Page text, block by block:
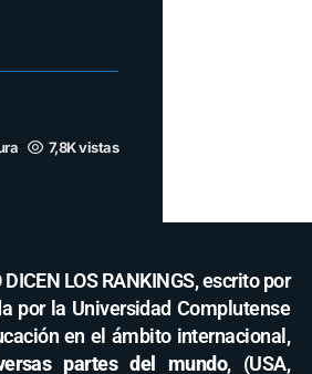
7,8K vistas
LOS RANKINGS, escrito por
por la Universidad Complutense
en el ámbito internacional,
partes del mundo, (USA,